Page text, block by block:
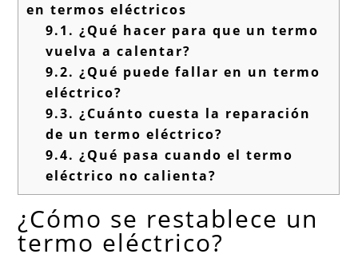
en termos eléctricos
9.1. ¿Qué hacer para que un termo
vuelva a calentar?
9.2. ¿Qué puede fallar en un termo
eléctrico?
9.3. ¿Cuánto cuesta la reparación
de un termo eléctrico?
9.4. ¿Qué pasa cuando el termo
eléctrico no calienta?
¿Cómo se restablece un
termo eléctrico?